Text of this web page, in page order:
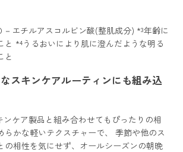
－エチルアスコルビン酸(整肌成分) *³年齢に
と *⁴うるおいにより肌に澄んだような明る
と
スキンケアルーティンにも組み込
ンケア製品と組み合わせてもぴったりの相
らかな軽いテクスチャーで、 季節や他のス
の相性を気にせず、オールシーズンの朝晩